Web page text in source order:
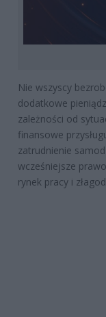
Nie wszyscy
dodatkowe
zależności od
finansowe
zatrudnienie
wcześniejsze
rynek pracy i